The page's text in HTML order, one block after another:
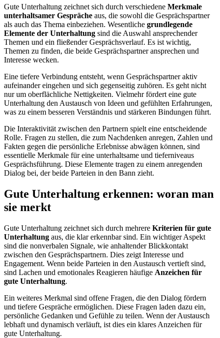
Gute Unterhaltung zeichnet sich durch verschiedene Merkmale
unterhaltsamer Gespräche aus, die sowohl die Gesprächspartner
als auch das Thema einbeziehen. Wesentliche grundlegende
Elemente der Unterhaltung sind die Auswahl ansprechender
Themen und ein fließender Gesprächsverlauf. Es ist wichtig,
Themen zu finden, die beide Gesprächspartner ansprechen und
Interesse wecken.
Eine tiefere Verbindung entsteht, wenn Gesprächspartner aktiv
aufeinander eingehen und sich gegenseitig zuhören. Es geht nicht
nur um oberflächliche Nettigkeiten. Vielmehr fördert eine gute
Unterhaltung den Austausch von Ideen und gefühlten Erfahrungen,
was zu einem besseren Verständnis und stärkeren Bindungen führt.
Die Interaktivität zwischen den Partnern spielt eine entscheidende
Rolle. Fragen zu stellen, die zum Nachdenken anregen, Zahlen und
Fakten gegen die persönliche Erlebnisse abwägen können, sind
essentielle Merkmale für eine unterhaltsame und tieferniveaus
Gesprächsführung. Diese Elemente tragen zu einem anregenden
Dialog bei, der beide Parteien in den Bann zieht.
Gute Unterhaltung erkennen: woran man
sie merkt
Gute Unterhaltung zeichnet sich durch mehrere Kriterien für gute
Unterhaltung aus, die klar erkennbar sind. Ein wichtiger Aspekt
sind die nonverbalen Signale, wie anhaltender Blickkontakt
zwischen den Gesprächspartnern. Dies zeigt Interesse und
Engagement. Wenn beide Parteien in den Austausch vertieft sind,
sind Lachen und emotionales Reagieren häufige Anzeichen für
gute Unterhaltung.
Ein weiteres Merkmal sind offene Fragen, die den Dialog fördern
und tiefere Gespräche ermöglichen. Diese Fragen laden dazu ein,
persönliche Gedanken und Gefühle zu teilen. Wenn der Austausch
lebhaft und dynamisch verläuft, ist dies ein klares Anzeichen für
gute Unterhaltung.